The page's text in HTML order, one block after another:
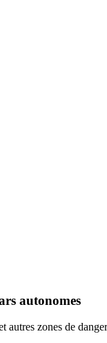
autonomes
autres zones de